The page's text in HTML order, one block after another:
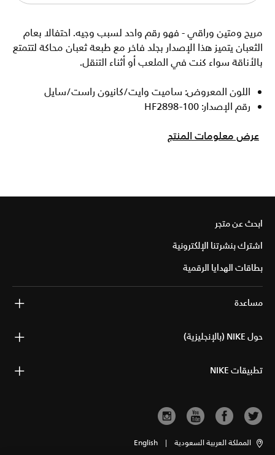
مريح ومتين وراقي - فهو رقم واحد لسبب وجيه. احتفالا بعام
الثعبان يتميز هذا الإصدار بجلد فاخر مع طبعة ثعبان محاكة لتتمتع
بالأناقة سواء كنت في الملعب أو أثناء التنقل.
اللون المعروض: ساميت وايت/كانيون راست/سايل
رقم الإصدار: HF2898-100
عرض معلومات المنتج
ابحث عن متجر
اشترك بنشرتنا الإلكترونية
بطاقات الهدايا الرقمية
مساعدة
حول NIKE (بالإنجليزية)
تطبيقات NIKE
المملكة العربية السعودية |
English